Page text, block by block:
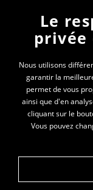
En vous
toutes les
Votre e-mail*
Le
Nous utilisons
garantir la
permet de vous
ainsi que d'en
cliquant sur le
Vous pouvez